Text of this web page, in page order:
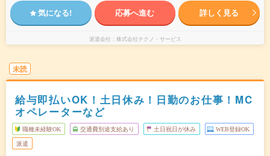
気になる! 応募へ進む 詳しく見る
派遣会社 株式会社テクノ・サービス
未読
給与即払いOK！土日休み！日勤のお仕事！MC
オペレーターなど
職種未経験OK 交通費別途支給あり 土日祝日が休み WEB登録OK
派遣